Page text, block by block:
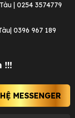
| 0254 3574779
0396 967 189
!!!
MESSENGER